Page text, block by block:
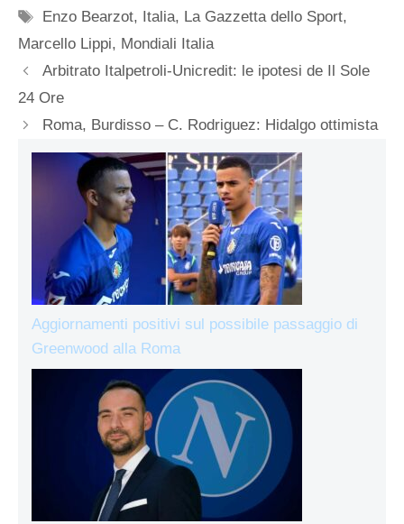
Tag
Enzo Bearzot, Italia, La Gazzetta dello Sport,
Marcello Lippi, Mondiali Italia
Arbitrato Italpetroli-Unicredit: le ipotesi de Il Sole
24 Ore
Roma, Burdisso – C. Rodriguez: Hidalgo ottimista
Aggiornamenti positivi sul possibile passaggio di
Greenwood alla Roma